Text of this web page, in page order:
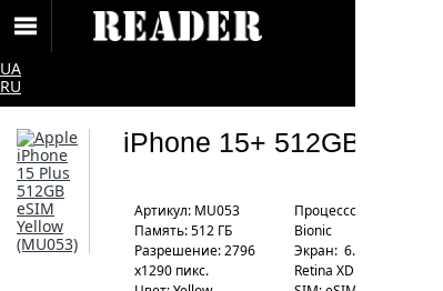
UA
RU
iPhone 15+ 512GB eSIM
Артикул: MU053
Процесcор: Apple A16
Bionic
Память: 512 ГБ
Экран: 6.7" Super
Retina XDR
Разрешение: 2796
x1290 пикс.